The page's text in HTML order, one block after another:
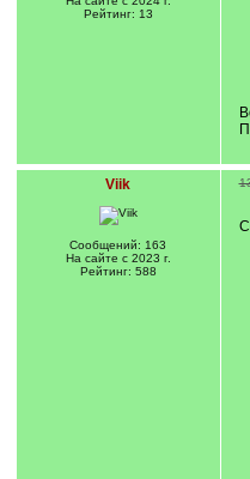
Рейтинг: 13
Viik
Сообщений: 163
На сайте с 2023 г.
Рейтинг: 588